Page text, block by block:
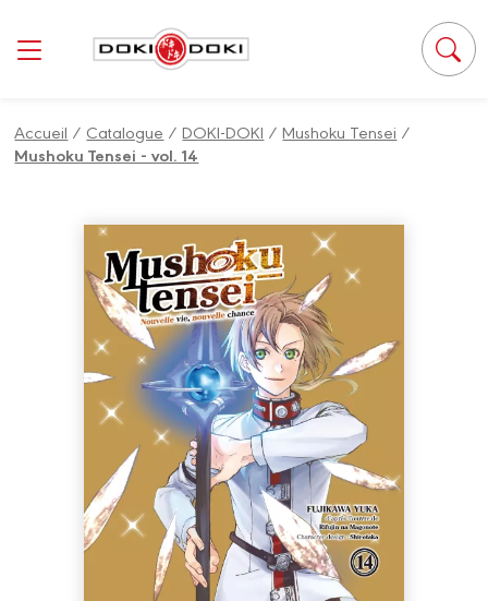
Accueil / Catalogue /DOKI-DOKI /Mushoku Tensei /
Mushoku Tensei - vol. 14